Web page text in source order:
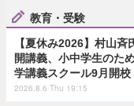
教育・受験
【夏休み2026】村山斉
開講義、小中学生のた
学講義スクール9月開校
2026.8.6 Thu 19:15